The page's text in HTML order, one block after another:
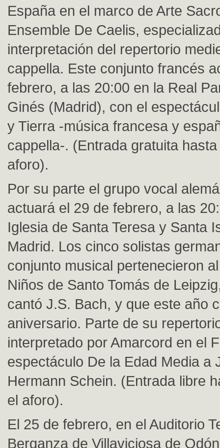
España en el marco de Arte
Ensemble De Caelis,
interpretación del repertorio
cappella. Este conjunto francés
febrero, a las 20:00 en la Real
Ginés (Madrid), con el
y Tierra -música francesa y
cappella-. (Entrada gratuita
aforo).
Por su parte el grupo vocal
actuará el 29 de febrero, a las
Iglesia de Santa Teresa y Santa
Madrid. Los cinco solistas
conjunto musical pertenecieron
Niños de Santo Tomás de
cantó J.S. Bach, y que este año
aniversario. Parte de su
interpretado por Amarcord en el
espectáculo De la Edad Media a
Hermann Schein. (Entrada libre
el aforo).
El 25 de febrero, en el Auditorio
Berganza de Villaviciosa de